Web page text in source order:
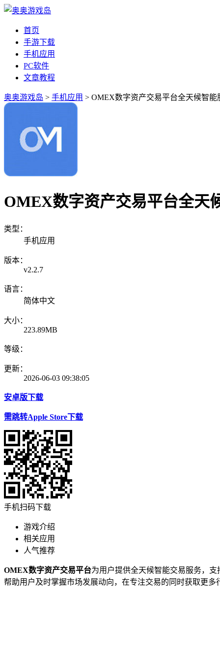
首页
手游下载
手机应用
PC软件
文章教程
奥奥游戏岛 > 手机应用 > OMEX数字资产交易平台全天候智能
OMEX数字资产交易平台全天
类型：
手机应用
版本：
v2.2.7
语言：
简体中文
大小：
223.89MB
等级：
更新：
2026-06-03 09:38:05
安卓版下载
需跳转Apple Store下载
手机扫码下载
游戏介绍
相关应用
人气推荐
OMEX数字资产交易平台为用户提供全天候智能交易服务，
帮助用户及时掌握市场发展动向，在专注交易的同时获取更多